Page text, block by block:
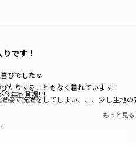
です！
びでした☺️
たりすることもなく着れています！
機で洗濯をしてしまい、、、少し生地
もっと見
今年も登場!!!!